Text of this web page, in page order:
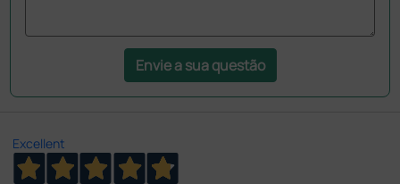
Envie a sua questão
Excellent